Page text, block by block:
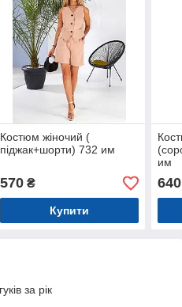
Костюм жіночий (
піджак+шорти) 732 им
570₴
Купити
им
640
за рік